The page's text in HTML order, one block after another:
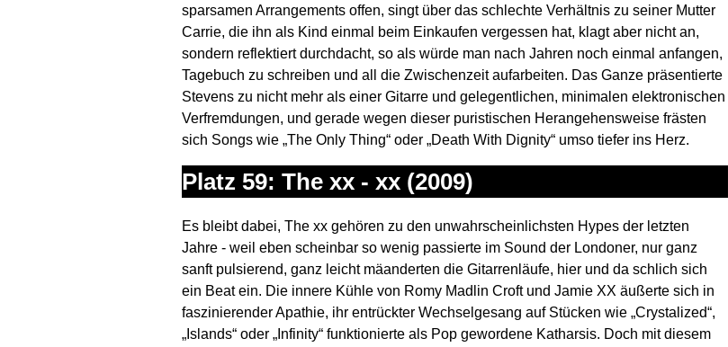
sparsamen Arrangements offen, singt über das schlechte Verhältnis zu seiner Mutter
Carrie, die ihn als Kind einmal beim Einkaufen vergessen hat, klagt aber nicht an,
sondern reflektiert durchdacht, so als würde man nach Jahren noch einmal anfangen,
Tagebuch zu schreiben und all die Zwischenzeit aufarbeiten. Das Ganze präsentierte
Stevens zu nicht mehr als einer Gitarre und gelegentlichen, minimalen elektronischen
Verfremdungen, und gerade wegen dieser puristischen Herangehensweise frästen
sich Songs wie „The Only Thing“ oder „Death With Dignity“ umso tiefer ins Herz.
Platz 59: The xx - xx (2009)
Es bleibt dabei, The xx gehören zu den unwahrscheinlichsten Hypes der letzten
Jahre - weil eben scheinbar so wenig passierte im Sound der Londoner, nur ganz
sanft pulsierend, ganz leicht mäanderten die Gitarrenläufe, hier und da schlich sich
ein Beat ein. Die innere Kühle von Romy Madlin Croft und Jamie XX äußerte sich in
faszinierender Apathie, ihr entrückter Wechselgesang auf Stücken wie „Crystalized“,
„Islands“ oder „Infinity“ funktionierte als Pop gewordene Katharsis. Doch mit diesem